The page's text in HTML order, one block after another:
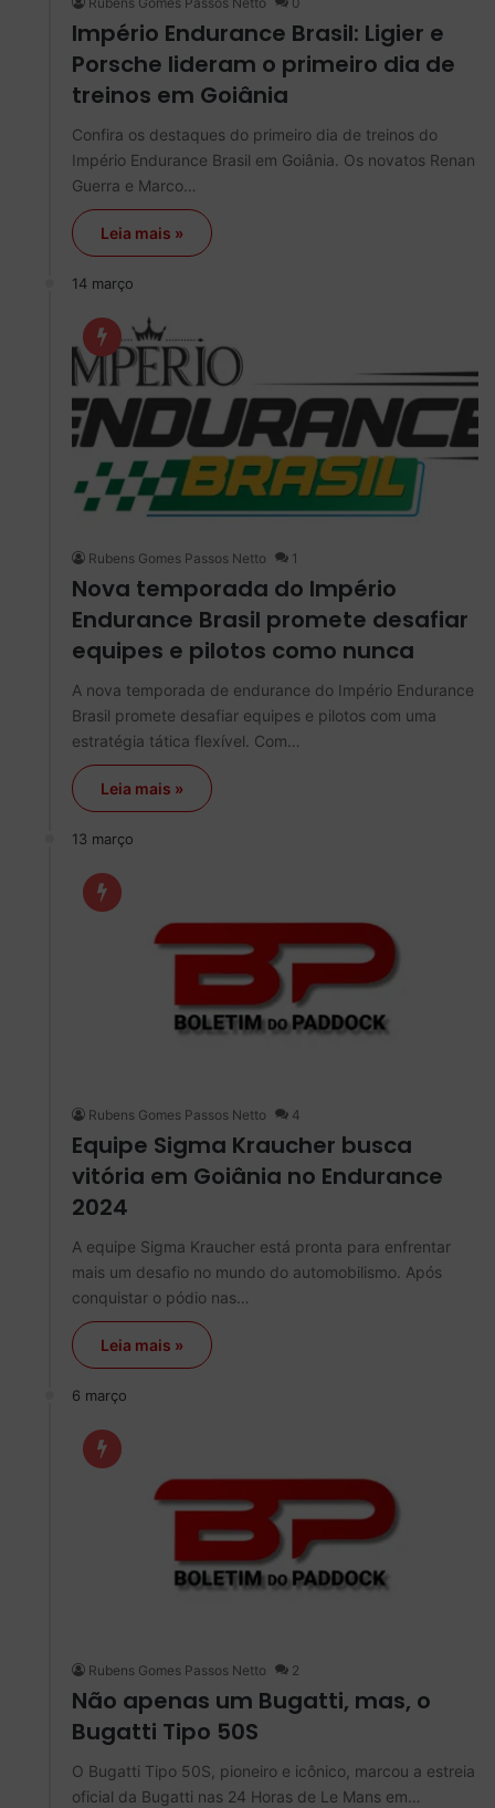
Império Endurance Brasil: Ligier e
Porsche lideram o primeiro dia de
treinos em Goiânia
Confira os destaques do primeiro dia de treinos do
Império Endurance Brasil em Goiânia. Os novatos Renan
Guerra e Marco…
Leia mais »
14 março
Rubens Gomes Passos Netto 1
Nova temporada do Império
Endurance Brasil promete desafiar
equipes e pilotos como nunca
A nova temporada de endurance do Império Endurance
Brasil promete desafiar equipes e pilotos com uma
estratégia tática flexível. Com…
Leia mais »
13 março
Rubens Gomes Passos Netto 4
Equipe Sigma Kraucher busca
vitória em Goiânia no Endurance
2024
A equipe Sigma Kraucher está pronta para enfrentar
mais um desafio no mundo do automobilismo. Após
conquistar o pódio nas…
Leia mais »
6 março
Rubens Gomes Passos Netto 2
Não apenas um Bugatti, mas, o
Bugatti Tipo 50S
O Bugatti Tipo 50S, pioneiro e icônico, marcou a estreia
oficial da Bugatti nas 24 Horas de Le Mans em…